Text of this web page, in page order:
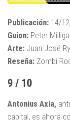
Publicación: 14/
Guion: Peter
Arte: Juan José
Reseña: Zombi
9 / 10
Antonius Axia,
capital, es ahora